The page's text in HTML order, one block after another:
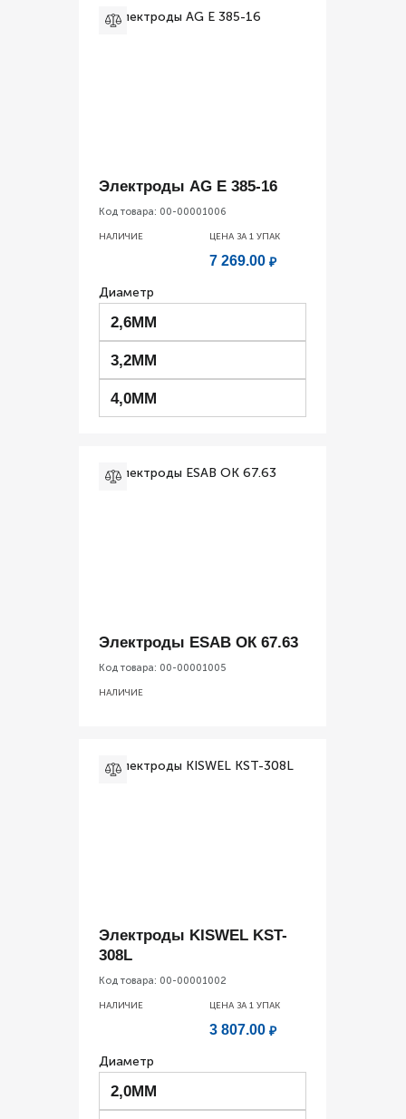
Электроды AG E 385-16
Код товара: 00-00001006
НАЛИЧИЕ ЦЕНА ЗА 1 УПАК
7 269.00 ₽
Диаметр
2,6ММ
3,2ММ
4,0ММ
Электроды ESAB ОК 67.63
Код товара: 00-00001005
НАЛИЧИЕ
Электроды KISWEL KST-
308L
Код товара: 00-00001002
НАЛИЧИЕ ЦЕНА ЗА 1 УПАК
3 807.00 ₽
Диаметр
2,0ММ